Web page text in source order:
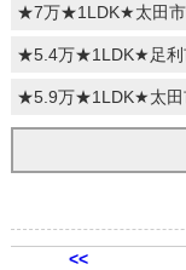
★7万★1LDK★太田
★5.4万★1LDK★足利
★5.9万★1LDK★太田
<<